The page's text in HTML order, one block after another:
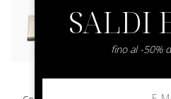
SALDI
fino al -50%